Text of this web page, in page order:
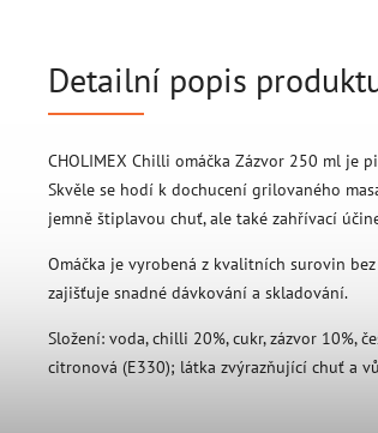
Detailní popis
CHOLIMEX Chilli omáčka Zázvor 250 ml je
Skvěle se hodí k dochucení grilovaného
jemně štiplavou chuť, ale také zahřívací
Omáčka je vyrobená z kvalitních surovin
zajišťuje snadné dávkování a skladování.
Složení: voda, chilli 20%, cukr, zázvor 10%,
citronová (E330); látka zvýrazňující chuť a